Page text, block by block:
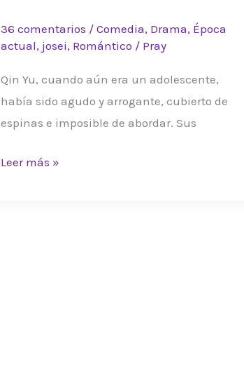
36 comentarios /Comedia, Drama, Época
actual, josei, Romántico / Pray
Qin Yu, cuando aún era un adolescente,
había sido agudo y arrogante, cubierto de
espinas e imposible de abordar. Sus
READEM
Leer más »